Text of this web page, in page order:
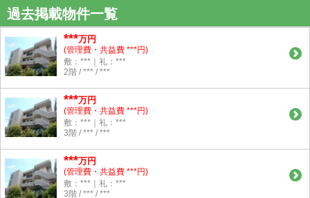
過去掲載物件一覧
***万円
(管理費・共益費 ***円)
敷：***｜礼：***
2階 / *** / ***
***万円
(管理費・共益費 ***円)
敷：***｜礼：***
3階 / *** / ***
***万円
(管理費・共益費 ***円)
敷：***｜礼：***
3階 / *** / ***